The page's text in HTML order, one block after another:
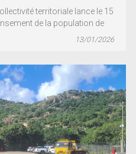
territoriale lance le 15
de la population de
13/01/2026